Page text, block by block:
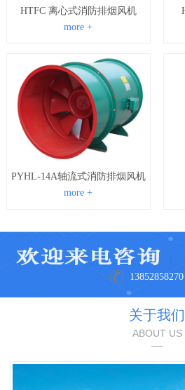
HTFC 离心式消防排烟风机
more +
PYHL-14A轴流式消防排烟风机
more +
13852858270
关于我们
ABOUT US